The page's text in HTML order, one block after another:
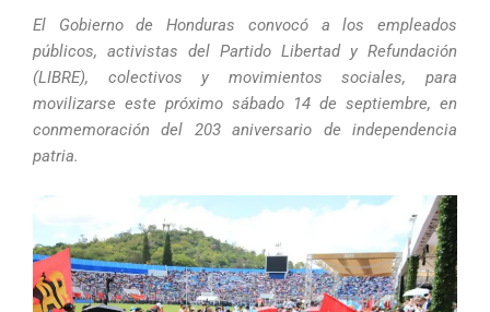
El Gobierno de Honduras convocó a los empleados
públicos, activistas del Partido Libertad y Refundación
(LIBRE), colectivos y movimientos sociales, para
movilizarse este próximo sábado 14 de septiembre, en
conmemoración del 203 aniversario de independencia
patria.